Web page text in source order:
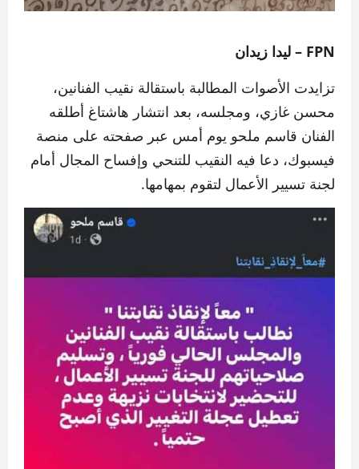
FPN – ليدا زيدان
تزايدت الأصوات المطالبة باستقالة نقيب الفنانين،
محسن غازي، ومجلسه، بعد انتشار هاشتاغ أطلقه
الفنان قاسم ملحو يوم أمس عبر صفحته على منصة
فيسبوك، دعا فيه النقيب للتنحي وإفساح المجال أمام
لجنة تسيير الأعمال لتقوم بمهامها.